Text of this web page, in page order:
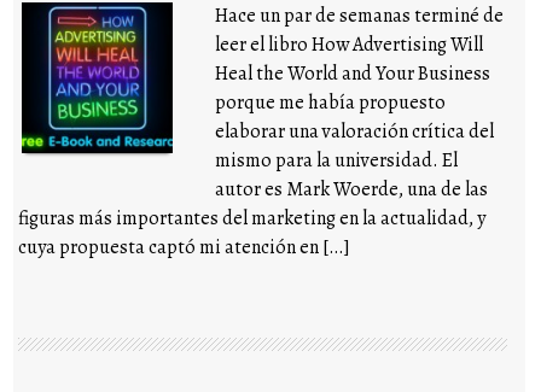
Hace un par de semanas terminé de
leer el libro How Advertising Will
Heal the World and Your Business
porque me había propuesto
elaborar una valoración crítica del
mismo para la universidad. El
autor es Mark Woerde, una de las
figuras más importantes del marketing en la actualidad, y
cuya propuesta captó mi atención en […]